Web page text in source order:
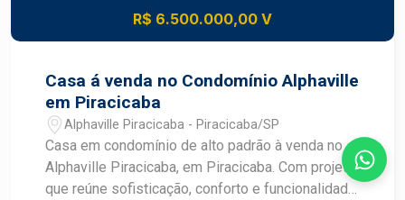
R$ 6.500.000,00 V
Casa á venda no Condomínio Alphaville
em Piracicaba
Alphaville Piracicaba - Piracicaba/SP
Casa em condomínio de alto padrão à venda no
Alphaville Piracicaba, em Piracicaba. Com projeto
que reúne sofisticação, conforto e funcionalidade,